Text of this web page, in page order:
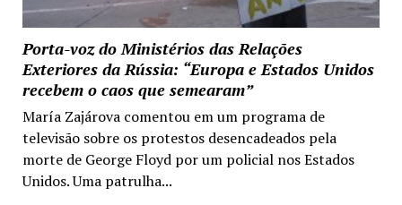
Porta-voz do Ministérios das Relações
Exteriores da Rússia: “Europa e Estados Unidos
recebem o caos que semearam”
María Zajárova comentou em um programa de
televisão sobre os protestos desencadeados pela
morte de George Floyd por um policial nos Estados
Unidos. Uma patrulha...